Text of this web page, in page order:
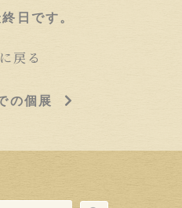
日です。
戻る
の個展